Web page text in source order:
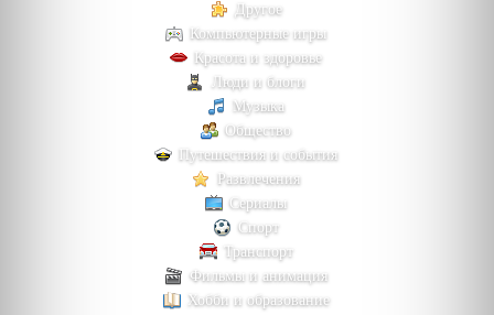
Другое
Компьютерные игры
Красота и здоровье
Люди и блоги
Музыка
Общество
Путешествия и события
Развлечения
Сериалы
Спорт
Транспорт
Фильмы и анимация
Хобби и образование